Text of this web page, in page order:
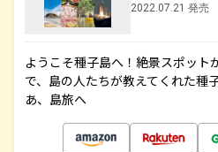
2022.07.21 発売
ようこそ種子島へ！絶景スポット
で、島の人たちが教えてくれた種
あ、島旅へ